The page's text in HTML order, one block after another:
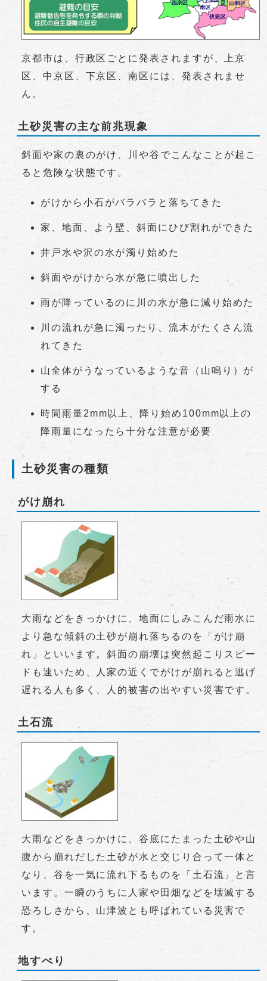
京都市は、行政区ごとに発表されますが、上京
区、中京区、下京区、南区には、発表されませ
ん。
土砂災害の主な前兆現象
斜面や家の裏のがけ、川や谷でこんなことが起こ
ると危険な状態です。
がけから小石がバラバラと落ちてきた
家、地面、よう壁、斜面にひび割れができた
井戸水や沢の水が濁り始めた
斜面やがけから水が急に噴出した
雨が降っているのに川の水が急に減り始めた
川の流れが急に濁ったり、流木がたくさん流
れてきた
山全体がうなっているような音（山鳴り）が
する
時間雨量2mm以上、降り始め100mm以上の
降雨量になったら十分な注意が必要
土砂災害の種類
がけ崩れ
大雨などをきっかけに、地面にしみこんだ雨水に
より急な傾斜の土砂が崩れ落ちるのを「がけ崩
れ」といいます。斜面の崩壊は突然起こりスピー
ドも速いため、人家の近くでがけが崩れると逃げ
遅れる人も多く、人的被害の出やすい災害です。
土石流
大雨などをきっかけに、谷底にたまった土砂や山
腹から崩れだした土砂が水と交じり合って一体と
なり、谷を一気に流れ下るものを「土石流」と言
います。一瞬のうちに人家や田畑などを壊滅する
恐ろしさから、山津波とも呼ばれている災害で
す。
地すべり